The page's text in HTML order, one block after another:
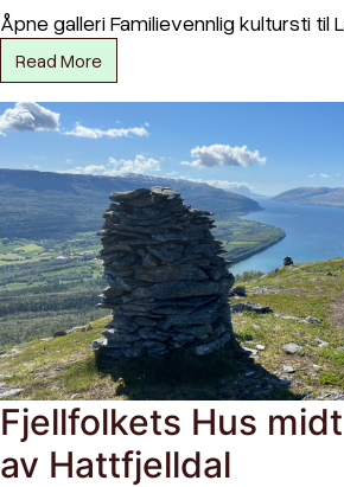
Åpne galleri Familievennlig kultursti til
Read More
Fjellfolkets Hus
av Hattfjelldal